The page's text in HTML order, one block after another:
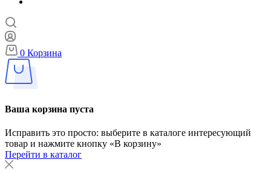
0 Корзина
Ваша корзина пуста
Исправить это просто: выберите в каталоге интересующий
товар и нажмите кнопку «В корзину»
Перейти в каталог